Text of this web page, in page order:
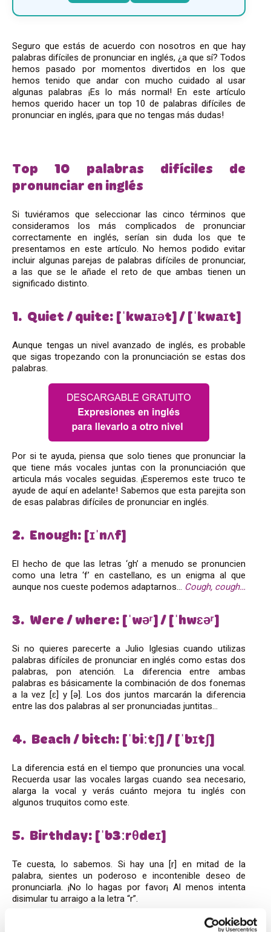
Seguro que estás de acuerdo con nosotros en que hay
palabras difíciles de pronunciar en inglés, ¿a que sí? Todos
hemos pasado por momentos divertidos en los que
hemos tenido que andar con mucho cuidado al usar
algunas palabras ¡Es lo más normal! En este artículo
hemos querido hacer un top 10 de palabras difíciles de
pronunciar en inglés, ¡para que no tengas más dudas!
Top 10 palabras difíciles de
pronunciar en inglés
Si tuviéramos que seleccionar las cinco términos que
consideramos los más complicados de pronunciar
correctamente en inglés, serían sin duda los que te
presentamos en este artículo. No hemos podido evitar
incluir algunas parejas de palabras difíciles de pronunciar,
a las que se le añade el reto de que ambas tienen un
significado distinto.
1. Quiet / quite: [ˈkwaɪət] / [ˈkwaɪt]
Aunque tengas un nivel avanzado de inglés, es probable
que sigas tropezando con la pronunciación se estas dos
palabras.
Por si te ayuda, piensa que solo tienes que pronunciar la
que tiene más vocales juntas con la pronunciación que
articula más vocales seguidas. ¡Esperemos este truco te
ayude de aquí en adelante! Sabemos que esta parejita son
de esas palabras difíciles de pronunciar en inglés.
2. Enough: [ɪˈnʌf]
El hecho de que las letras ‘gh’ a menudo se pronuncien
como una letra ‘f’ en castellano, es un enigma al que
aunque nos cueste podemos adaptarnos… Cough, cough…
3. Were / where: [ˈwəʳ] / [ˈhwɛəʳ]
Si no quieres parecerte a Julio Iglesias cuando utilizas
palabras difíciles de pronunciar en inglés como estas dos
palabras, pon atención. La diferencia entre ambas
palabras es básicamente la combinación de dos fonemas
a la vez [ɛ] y [ə]. Los dos juntos marcarán la diferencia
entre las dos palabras al ser pronunciadas juntitas…
4. Beach / bitch: [ˈbiːtʃ] / [ˈbɪtʃ]
La diferencia está en el tiempo que pronuncies una vocal.
Recuerda usar las vocales largas cuando sea necesario,
alarga la vocal y verás cuánto mejora tu inglés con
algunos truquitos como este.
5. Birthday: [ˈb3ːrθdeɪ]
Te cuesta, lo sabemos. Si hay una [r] en mitad de la
palabra, sientes un poderoso e incontenible deseo de
pronunciarla. ¡No lo hagas por favor¡ Al menos intenta
disimular tu arraigo a la letra “r”.